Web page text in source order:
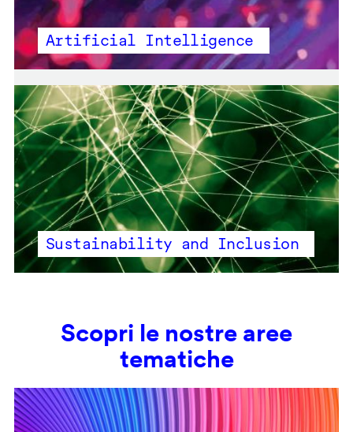
Artificial Intelligence
Sustainability and Inclusion
Scopri le nostre aree
tematiche